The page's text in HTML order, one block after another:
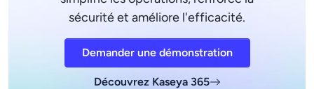
sécurité et améliore l'efficacité.
Demander une démonstration
Découvrez Kaseya 365